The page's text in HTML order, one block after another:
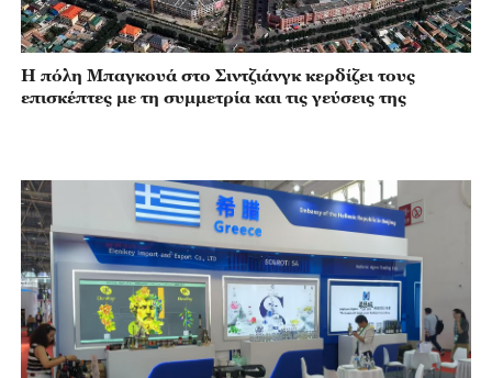
Η πόλη Μπαγκουά στο Σιντζιάνγκ κερδίζει τους
επισκέπτες με τη συμμετρία και τις γεύσεις της